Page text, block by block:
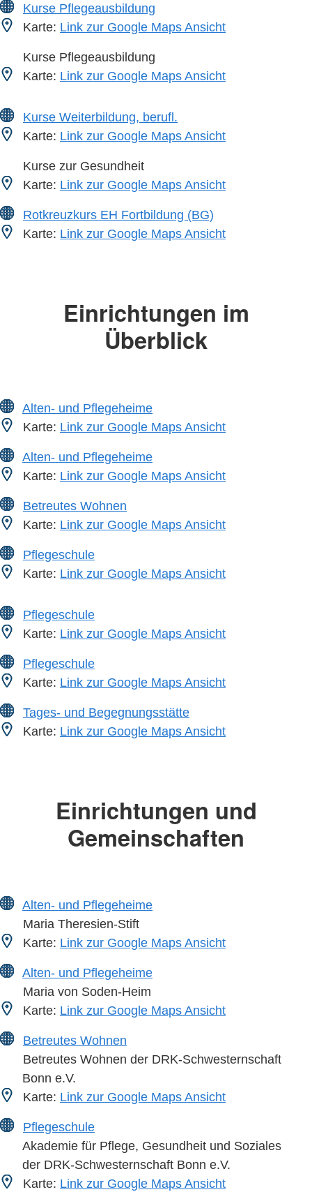
Kurse Pflegeausbildung
Karte: Link zur Google Maps Ansicht
Kurse Pflegeausbildung
Karte: Link zur Google Maps Ansicht
Kurse Weiterbildung, berufl.
Karte: Link zur Google Maps Ansicht
Kurse zur Gesundheit
Karte: Link zur Google Maps Ansicht
Rotkreuzkurs EH Fortbildung (BG)
Karte: Link zur Google Maps Ansicht
Einrichtungen im
Überblick
Alten- und Pflegeheime
Karte: Link zur Google Maps Ansicht
Alten- und Pflegeheime
Karte: Link zur Google Maps Ansicht
Betreutes Wohnen
Karte: Link zur Google Maps Ansicht
Pflegeschule
Karte: Link zur Google Maps Ansicht
Pflegeschule
Karte: Link zur Google Maps Ansicht
Pflegeschule
Karte: Link zur Google Maps Ansicht
Tages- und Begegnungsstätte
Karte: Link zur Google Maps Ansicht
Einrichtungen und
Gemeinschaften
Alten- und Pflegeheime
Maria Theresien-Stift
Karte: Link zur Google Maps Ansicht
Alten- und Pflegeheime
Maria von Soden-Heim
Karte: Link zur Google Maps Ansicht
Betreutes Wohnen
Betreutes Wohnen der DRK-Schwesternschaft
Bonn e.V.
Karte: Link zur Google Maps Ansicht
Pflegeschule
Akademie für Pflege, Gesundheit und Soziales
der DRK-Schwesternschaft Bonn e.V.
Karte: Link zur Google Maps Ansicht